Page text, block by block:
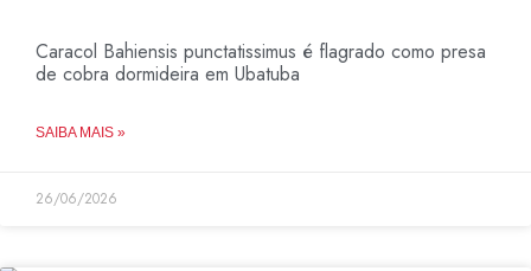
Caracol Bahiensis punctatissimus é flagrado como presa
de cobra dormideira em Ubatuba
SAIBA MAIS »
26/06/2026